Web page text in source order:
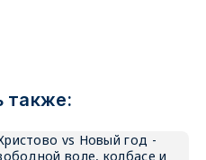
также:
vs Новый год -
воле, колбасе и